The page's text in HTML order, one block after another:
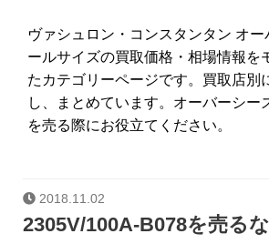
ヴァシュロン・コンスタンタン オ
ールサイズの買取価格・相場情報を
たカテゴリーページです。買取店別
し、まとめています。オーバーシー
を売る際にお役立てください。
2018.11.02
2305V/100A-B078を売る